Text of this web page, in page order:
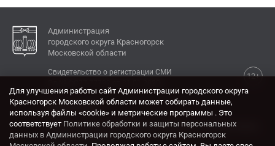
Администрация
городского округа Красногорск
Московской области
12+
Свидетельство о регистрации СМИ
КОНТАКТЫ
Адрес: 143404, Московская область, г. Красногорск,
ул. Ленина, дом 4.
Для улучшения работы сайт Администрации городского округа
Красногорск Московской области может собирать данные,
используя файлы «cookie» и метрические программы . Это
соответствует Политике обработки и защиты персональных
данных в Администрации городского округа Красногорск